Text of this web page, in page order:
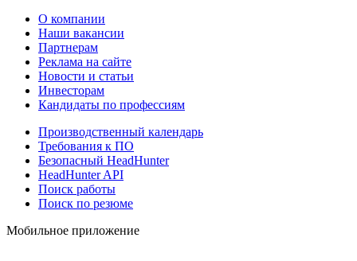
О компании
Наши вакансии
Партнерам
Реклама на сайте
Новости и статьи
Инвесторам
Кандидаты по профессиям
Производственный календарь
Требования к ПО
Безопасный HeadHunter
HeadHunter API
Поиск работы
Поиск по резюме
Мобильное приложение